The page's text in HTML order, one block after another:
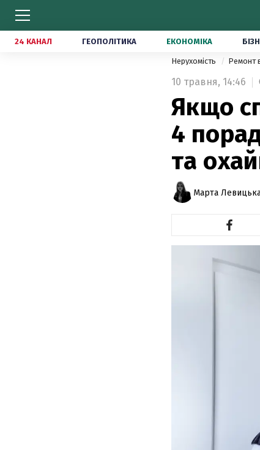
24 КАНАЛ ГЕОПОЛІТИКА ЕКОНОМІКА
Нерухомість Ремонт
10 травня, 14:46
Якщо
4
та
Марта